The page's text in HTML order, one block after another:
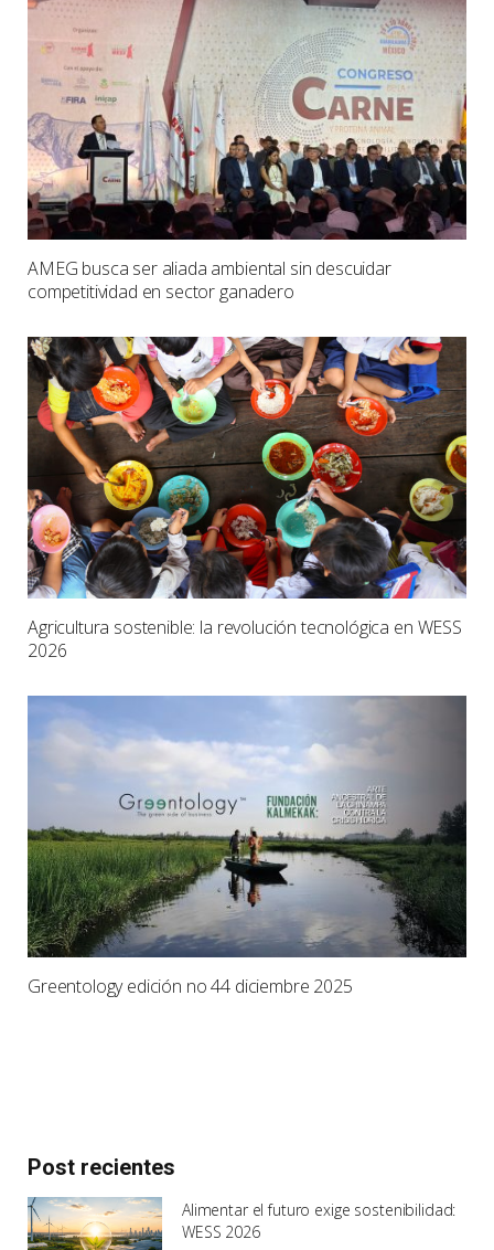
AMEG busca ser aliada ambiental sin descuidar
competitividad en sector ganadero
Agricultura sostenible: la revolución tecnológica en WESS
2026
Greentology edición no 44 diciembre 2025
Post recientes
Alimentar el futuro exige sostenibilidad:
WESS 2026